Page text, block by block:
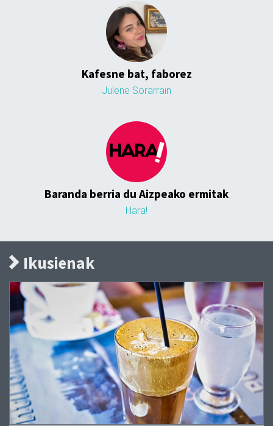
Kafesne bat, faborez
Julene Sorarrain
Baranda berria du Aizpeako ermitak
Hara!
Ikusienak